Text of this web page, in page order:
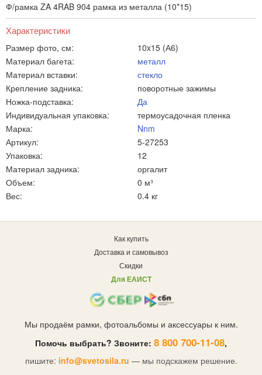
Ф/рамка ZA 4RAB 904 рамка из металла (10*15)
Характеристики
Размер фото, см:
10x15 (А6)
Материал багета:
металл
Материал вставки:
стекло
Крепление задника:
поворотные зажимы
Ножка-подставка:
Да
Индивидуальная упаковка:
термоусадочная пленка
Марка:
Nnm
Артикул:
5-27253
Упаковка:
12
Материал задника:
оргалит
Объем:
0 м³
Вес:
0.4 кг
Как купить
Доставка и самовывоз
Скидки
Для ЕАИСТ
Мы продаём рамки, фотоальбомы и аксессуары к ним.
Помочь выбрать? Звоните: 8 800 700-11-08,
пишите: info@svetosila.ru — мы подскажем решение.